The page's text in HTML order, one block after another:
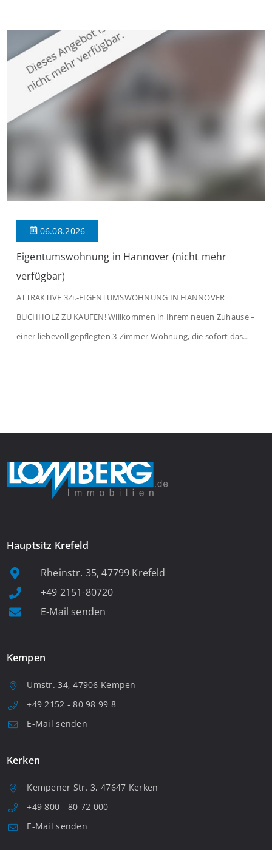
großzügige Räume und eine hochwertige Ausstattung, die
modernen Wohnkomfort mit einem stilvollen Ambiente
verbindet. Der […]
06.08.2026
Eigentumswohnung in Hannover (nicht mehr
verfügbar)
ATTRAKTIVE 3Zi.-EIGENTUMSWOHNUNG IN HANNOVER
BUCHHOLZ ZU KAUFEN! Willkommen in Ihrem neuen Zuhause –
einer liebevoll gepflegten 3-Zimmer-Wohnung, die sofort das
Hauptsitz Krefeld
Rheinstr. 35, 47799 Krefeld
+49 2151-80720
E-Mail senden
Kempen
Umstr. 34, 47906 Kempen
+49 2152 - 80 98 99 8
E-Mail senden
Kerken
Kempener Str. 3, 47647 Kerken
+49 800 - 80 72 000
E-Mail senden